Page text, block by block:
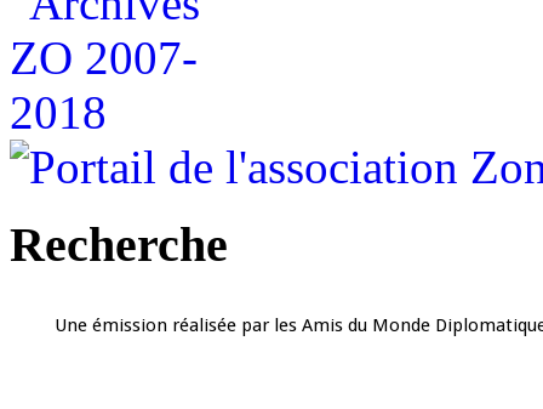
Recherche
Une émission réalisée par les Amis du Monde